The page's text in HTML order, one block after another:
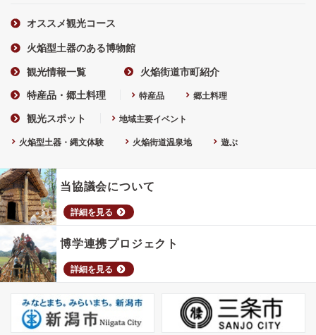
オススメ観光コース
火焔型土器のある博物館
観光情報一覧 火焔街道市町紹介
特産品・郷土料理 特産品 郷土料理
観光スポット 地域主要イベント
火焔型土器・縄文体験 火焔街道温泉地 遊ぶ
当協議会について
詳細を見る
博学連携プロジェクト
詳細を見る